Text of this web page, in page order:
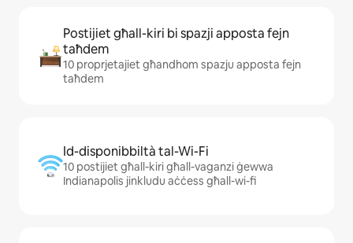
Postijiet għall-kiri bi spazji apposta fejn
taħdem
10 proprjetajiet għandhom spazju apposta fejn
taħdem
Id-disponibbiltà tal-Wi-Fi
10 postijiet għall-kiri għall-vaganzi ġewwa
Indianapolis jinkludu aċċess għall-wi-fi